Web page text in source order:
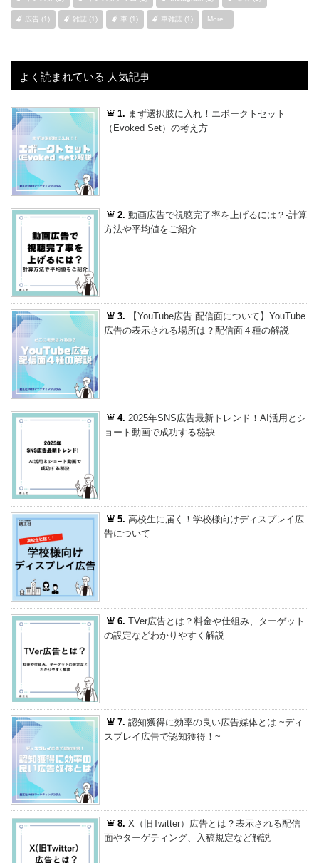
広告 (1) 雑誌 (1) 車 (1) 車雑誌 (1) More..
よく読まれている 人気記事
1. まず選択肢に入れ！エボークトセット
（Evoked Set）の考え方
2. 動画広告で視聴完了率を上げるには？-計算
方法や平均値をご紹介
3.
【YouTube広告 配信面について】YouTube
広告の表示される場所は？配信面４種の解説
4. 2025年SNS広告最新トレンド！AI活用とシ
ョート動画で成功する秘訣
5. 高校生に届く！学校様向けディスプレイ広
告について
6. TVer広告とは？料金や仕組み、ターゲット
の設定などわかりやすく解説
7. 認知獲得に効率の良い広告媒体とは ~ディ
スプレイ広告で認知獲得！~
8. X（旧Twitter）広告とは？表示される配信
面やターゲティング、入稿規定など解説